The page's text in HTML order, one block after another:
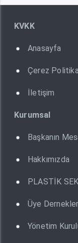
KVKK
Anasayfa
Çerez
İletişim
Kurumsal
Başkanın
Hakkımızda
PLASTİK
Üye Dernekler
Yönetim